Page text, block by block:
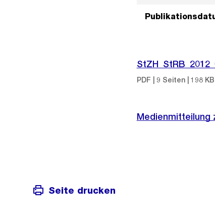
PDF | 9 Seiten | 198 KB
Medienmitteilung
Seite drucken